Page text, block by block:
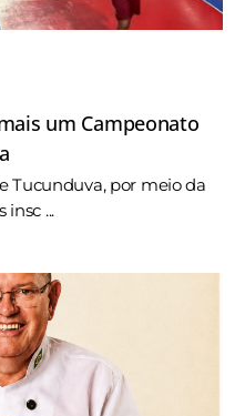
um Campeonato
Tucunduva, por meio da
insc ...